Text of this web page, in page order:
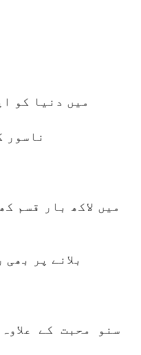
میں دنیا کو
ناسور
میں لاکھ بار قسم
بلانے پر
سنو محبت کے